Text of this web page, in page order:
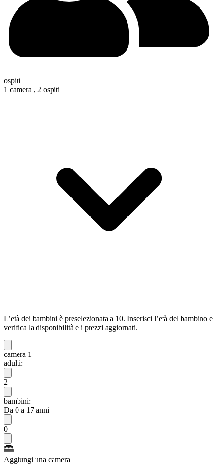
ospiti
1 camera , 2 ospiti
L’età dei bambini è preselezionata a 10. Inserisci l’età del bambino e
verifica la disponibilità e i prezzi aggiornati.
camera 1
adulti:
2
bambini:
Da 0 a 17 anni
0
Aggiungi una camera